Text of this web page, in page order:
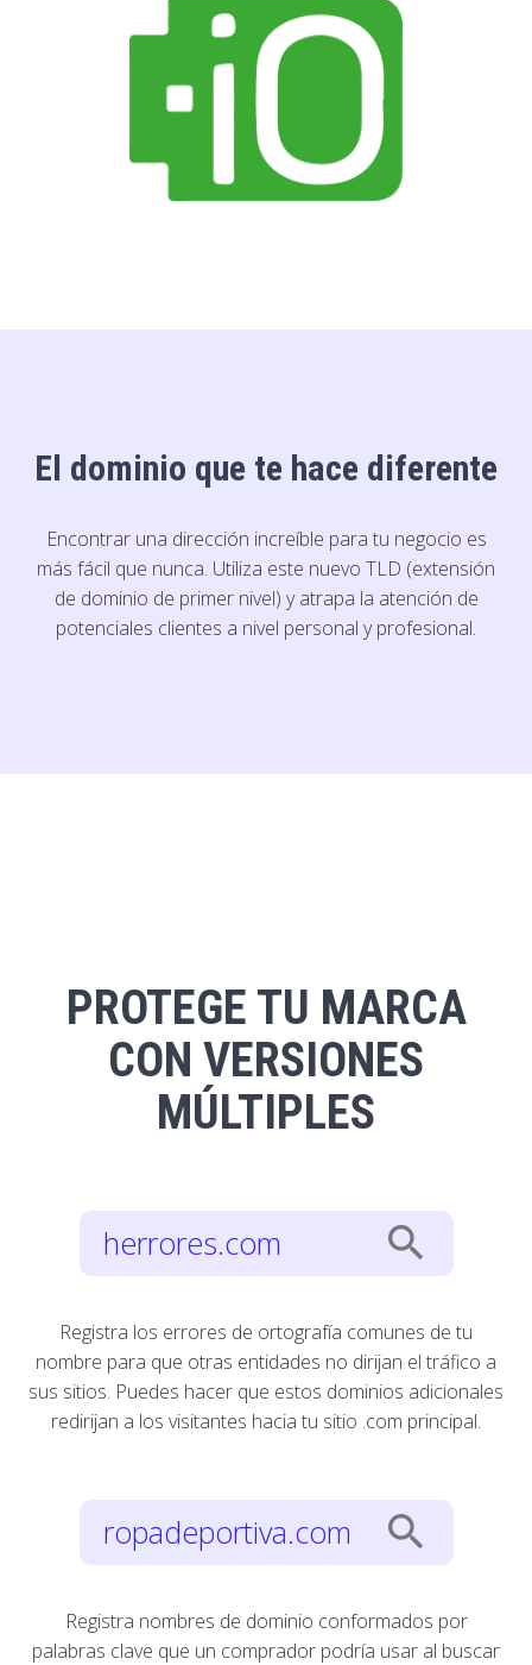
El dominio que te hace diferente
Encontrar una dirección increíble para tu negocio es
más fácil que nunca. Utiliza este nuevo TLD (extensión
de dominio de primer nivel) y atrapa la atención de
potenciales clientes a nivel personal y profesional.
PROTEGE TU MARCA
CON VERSIONES
MÚLTIPLES
herrores.com search
Registra los errores de ortografía comunes de tu
nombre para que otras entidades no dirijan el tráfico a
sus sitios. Puedes hacer que estos dominios adicionales
redirijan a los visitantes hacia tu sitio .com principal.
ropadeportiva.com search
Registra nombres de dominio conformados por
palabras clave que un comprador podría usar al buscar